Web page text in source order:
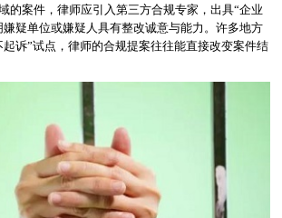
的案件，律师应引入第三方合规专家，出具“企业
疑单位或嫌疑人具有整改诚意与能力。许多地方
诉”试点，律师的合规提案往往能直接改变案件结